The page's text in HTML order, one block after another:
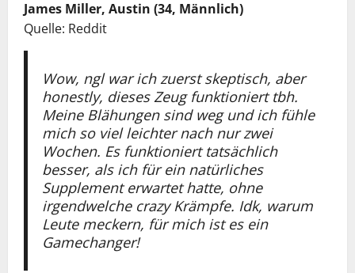
James Miller, Austin (34, Männlich)
Quelle: Reddit
Wow, ngl war ich zuerst skeptisch, aber
honestly, dieses Zeug funktioniert tbh.
Meine Blähungen sind weg und ich fühle
mich so viel leichter nach nur zwei
Wochen. Es funktioniert tatsächlich
besser, als ich für ein natürliches
Supplement erwartet hatte, ohne
irgendwelche crazy Krämpfe. Idk, warum
Leute meckern, für mich ist es ein
Gamechanger!